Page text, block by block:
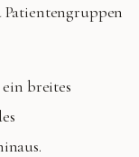
breites